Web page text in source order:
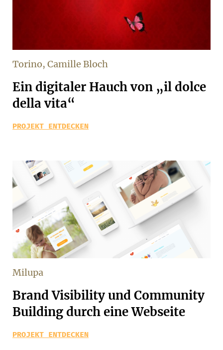
Torino, Camille Bloch
Ein digitaler Hauch von „il dolce
della vita“
PROJEKT ENTDECKEN
Milupa
Brand Visibility und Community
Building durch eine Webseite
PROJEKT ENTDECKEN